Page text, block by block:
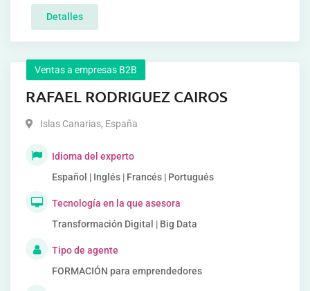
Detalles
Ventas a empresas B2B
RAFAEL RODRIGUEZ CAIROS
Islas Canarias, España
Idioma del experto
Español | Inglés | Francés | Portugués
Tecnología en la que asesora
Transformación Digital | Big Data
Tipo de agente
FORMACIÓN para emprendedores